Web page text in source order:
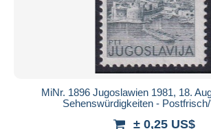
MiNr. 1896 Jugoslawien 1981, 18.
Sehenswürdigkeiten -
± 0,25 US$